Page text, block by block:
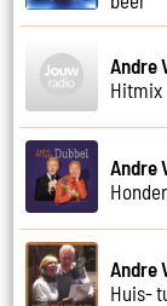
Andre
Hitmix
Andre
Andre
Huis-